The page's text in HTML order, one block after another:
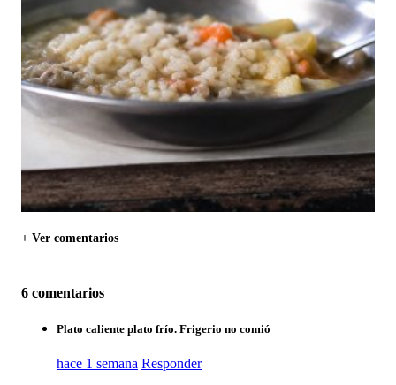
+ Ver comentarios
6 comentarios
Plato caliente plato frío. Frigerio no comió
hace 1 semana Responder